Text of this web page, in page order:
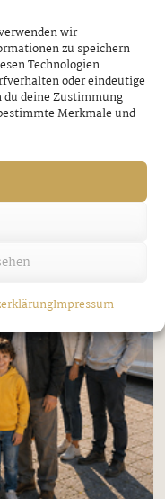
wir
zu speichern
Technologien
oder eindeutige
du deine Zustimmung
Merkmale und
Impressum